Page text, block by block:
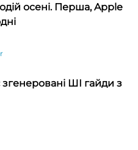
Перша, Apple
ШІ гайди з